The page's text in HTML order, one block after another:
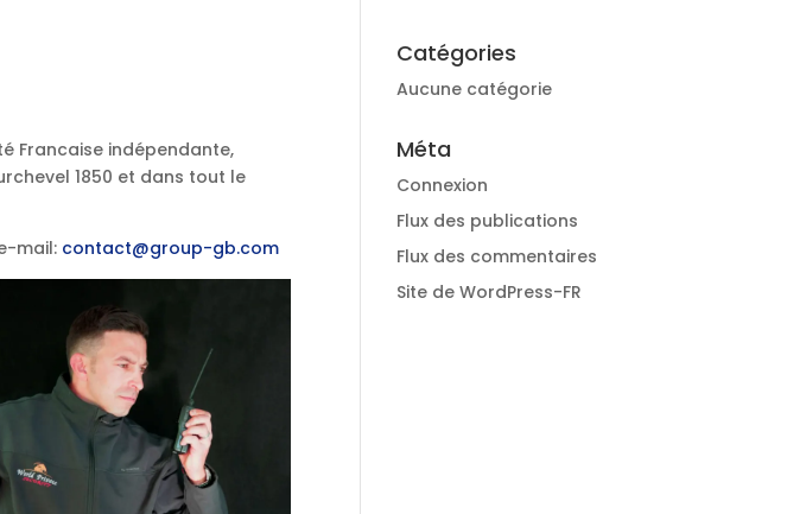
Francaise indépendante,
1850 et dans tout le
mail: contact@group-gb.com
Catégories
Aucune catégorie
Méta
Connexion
Flux des publications
Flux des commentaires
Site de WordPress-FR